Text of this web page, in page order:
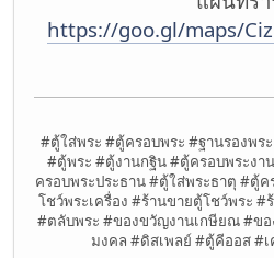
https://goo.gl/maps/
#ตู้ใส่พระ #ตู้ครอบพระ #ฐานรองพร
#ตู้พระ #ตู้งานกฐิน #ตู้ครอบพระง
ครอบพระประธาน #ตู้ใส่พระธาตุ #ตู้
โชว์พระเครื่อง #ร้านขายตู้โชว์พระ
#ตลับพระ #ของขวัญงานเกษียณ #ข
มงคล #ดิสเพลย์ #ตู้คีออส #เ